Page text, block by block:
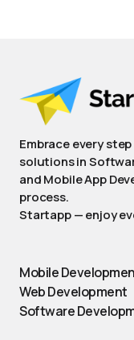
Embrace every
solutions in
and Mobile App
process.
Startapp — enjoy
Mobile
Web Development
Software